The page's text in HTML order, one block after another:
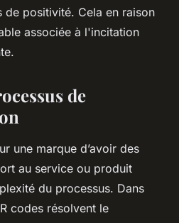
de positivité. Cela en raison
associée à l'incitation
de
une marque d’avoir des
au service ou produit
du processus. Dans
codes résolvent le